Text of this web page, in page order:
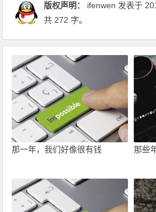
版权声明： ifenwen 发表于
共 272 字。
那一年，我们好像很有钱 那些